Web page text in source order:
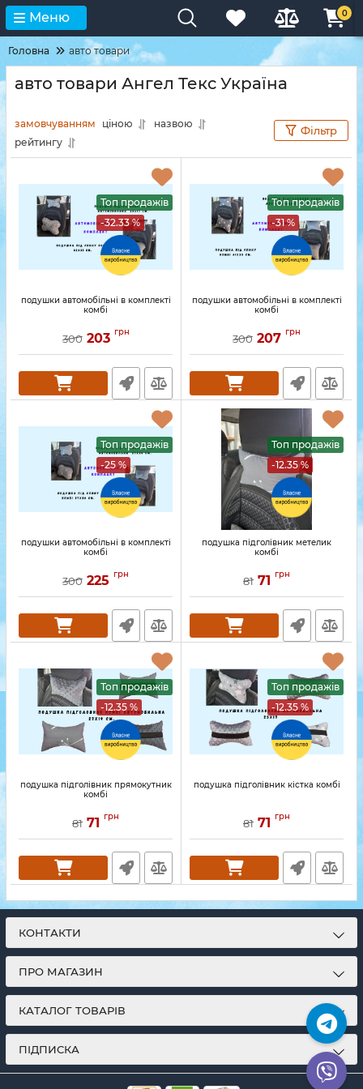
Меню 0
Головна авто товари
авто товари Ангел Текс Україна
замовчуванням ціною
назвою
рейтингу
Фільтр
Топ продажів
-32.33 %
подушки автомобільні в комплекті
комбі
300 203 грн
Топ продажів
-31 %
подушки автомобільні в комплекті
комбі
300 207 грн
Топ продажів
-25 %
подушки автомобільні в комплекті
комбі
300 225 грн
Топ продажів
-12.35 %
подушка підголівник метелик
комбі
81 71 грн
Топ продажів
-12.35 %
подушка підголівник прямокутник
комбі
81 71 грн
Топ продажів
-12.35 %
подушка підголівник кістка комбі
81 71 грн
КОНТАКТИ
ПРО МАГАЗИН
КАТАЛОГ ТОВАРІВ
ПІДПИСКА